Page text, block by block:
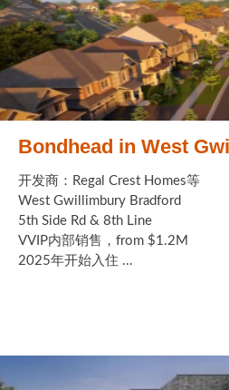
Bondhead in West
开发商：Regal Crest Homes等
West Gwillimbury Bradford
5th Side Rd & 8th Line
VVIP内部销售，from $1.2M
2025年开始入住 ...